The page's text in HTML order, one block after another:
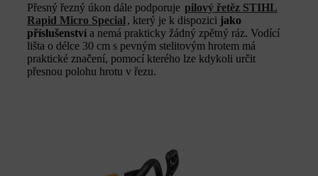
Přesný řezný úkon dále podporuje pilový řetěz STIHL
Rapid Micro Special, který je k dispozici jako
příslušenství a nemá prakticky žádný zpětný ráz. Vodící
lišta o délce 30 cm s pevným stelitovým hrotem má
praktické značení, pomocí kterého lze kdykoli určit
přesnou polohu hrotu v řezu.